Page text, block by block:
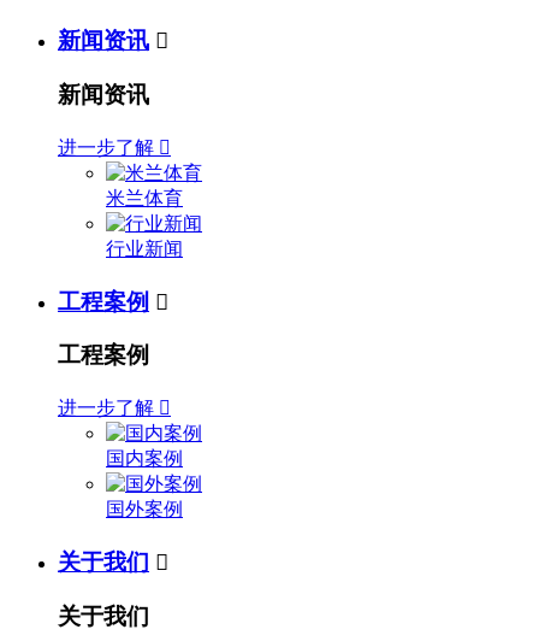
新闻资讯 
新闻资讯
进一步了解 
米兰体育
行业新闻
工程案例 
工程案例
进一步了解 
国内案例
国外案例
关于我们 
关于我们